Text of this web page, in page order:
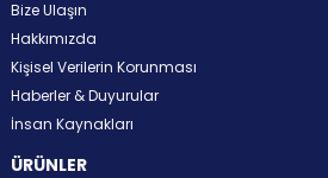
Bize Ulaşın
Hakkımızda
Kişisel Verilerin Korunması
Haberler & Duyurular
İnsan Kaynakları
ÜRÜNLER